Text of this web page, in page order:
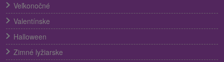
Veľkonočné
Valentínske
Halloween
Zimné lyžiarske